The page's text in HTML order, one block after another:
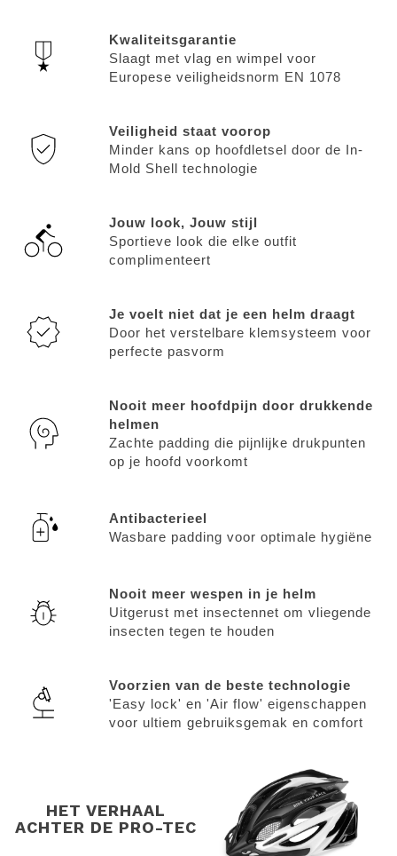
Kwaliteitsgarantie
Slaagt met vlag en wimpel voor
Europese veiligheidsnorm EN 1078
Veiligheid staat voorop
Minder kans op hoofdletsel door de In-
Mold Shell technologie
Jouw look, Jouw stijl
Sportieve look die elke outfit
complimenteert
Je voelt niet dat je een helm draagt
Door het verstelbare klemsysteem voor
perfecte pasvorm
Nooit meer hoofdpijn door drukkende
helmen
Zachte padding die pijnlijke drukpunten
op je hoofd voorkomt
Antibacterieel
Wasbare padding voor optimale hygiëne
Nooit meer wespen in je helm
Uitgerust met insectennet om vliegende
insecten tegen te houden
Voorzien van de beste technologie
'Easy lock' en 'Air flow' eigenschappen
voor ultiem gebruiksgemak en comfort
HET VERHAAL
ACHTER DE PRO-TEC